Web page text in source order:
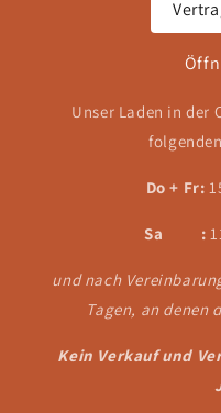
Unser Laden in der
Do + Fr:
Sa :
und nach
Tagen, an denen
Kein Verkauf und